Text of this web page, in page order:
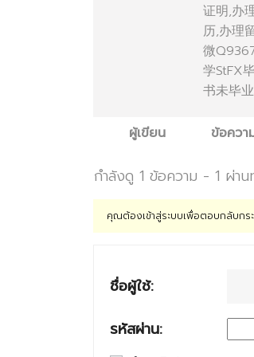
证明,办
历,办理
微
学StFX
书未毕
ผู้เขียน ข้อควา
กำลังดู 1 ข้อความ - 1 ผ่า
คุณต้องเข้าสู่ระบบเพื่อตอบกลับกร
ชื่อผู้ใช้:
รหัสผ่าน: